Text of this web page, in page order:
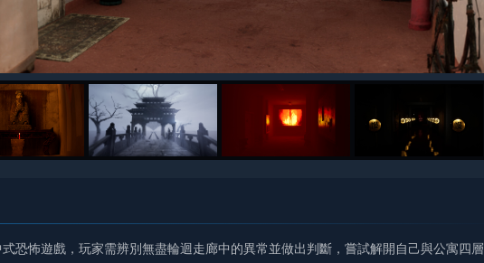
恐怖遊戲，玩家需辨別無盡輪迴走廊中的異常並做出判斷，嘗試解開自己與公寓四層